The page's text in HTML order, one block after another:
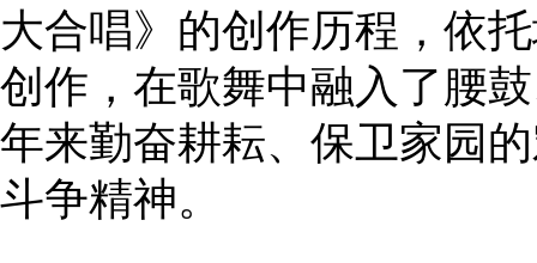
大合唱》的创作历程，依
创作，在歌舞中融入了腰
年来勤奋耕耘、保卫家园
斗争精神。